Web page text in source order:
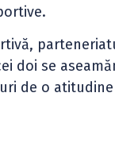
doi se
de o